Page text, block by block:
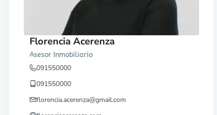
Florencia Acerenza
Asesor Inmobiliario
091550000
091550000
florencia.acerenza@gmail.com